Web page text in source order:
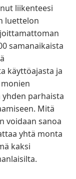
liikenteesi
luettelon
samanaikaista
käyttöajasta ja
parhaista
Mitä
voidaan sanoa
yhtä monta
kaksi